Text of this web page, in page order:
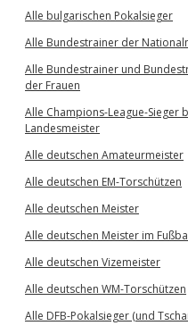
Alle bulgarischen Pokalsieger
Alle Bundestrainer der
Alle Bundestrainer und
der Frauen
Alle Champions-League-Sieger
Landesmeister
Alle deutschen Amateurmeister
Alle deutschen EM-Torschützen
Alle deutschen Meister
Alle deutschen Meister im
Alle deutschen Vizemeister
Alle deutschen WM-Torschützen
Alle DFB-Pokalsieger (und